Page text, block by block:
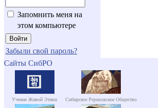
Запомнить меня на
этом компьютере
Забыли свой пароль?
Сайты СибРО
Учение Живой Этики Сибирское Рериховское Общество